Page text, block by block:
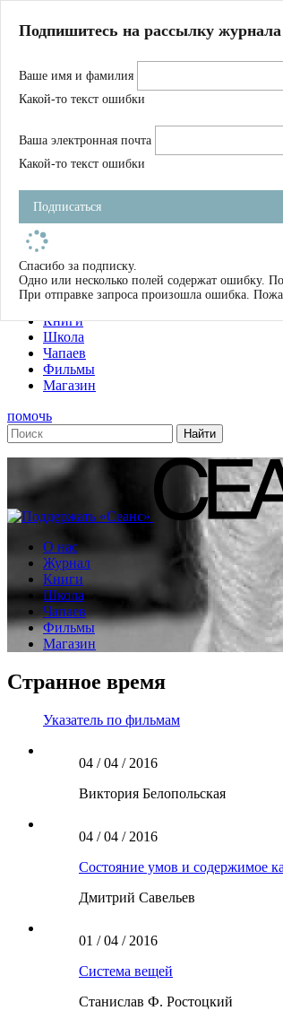
Магазин
Журнал
Школа
Устав
Фильмы
Имена
Тэги
О нас
Журнал
Книги
Школа
Чапаев
Фильмы
Магазин
помочь
О нас
Журнал
Книги
Школа
Чапаев
Фильмы
Магазин
Странное время
Указатель по фильмам
04 / 04 / 2016
Виктория Белопольская
04 / 04 / 2016
Состояние умов и содержимое
Дмитрий Савельев
01 / 04 / 2016
Система вещей
Станислав Ф. Ростоцкий
Подпишитесь на рассылку журнала
Ваше имя и фамилия
Какой-то текст ошибки
Ваша электронная почта
Какой-то текст ошибки
Подписаться
Спасибо за подписку.
Одно или несколько полей содержат ошибку.
При отправке запроса произошла ошибка.